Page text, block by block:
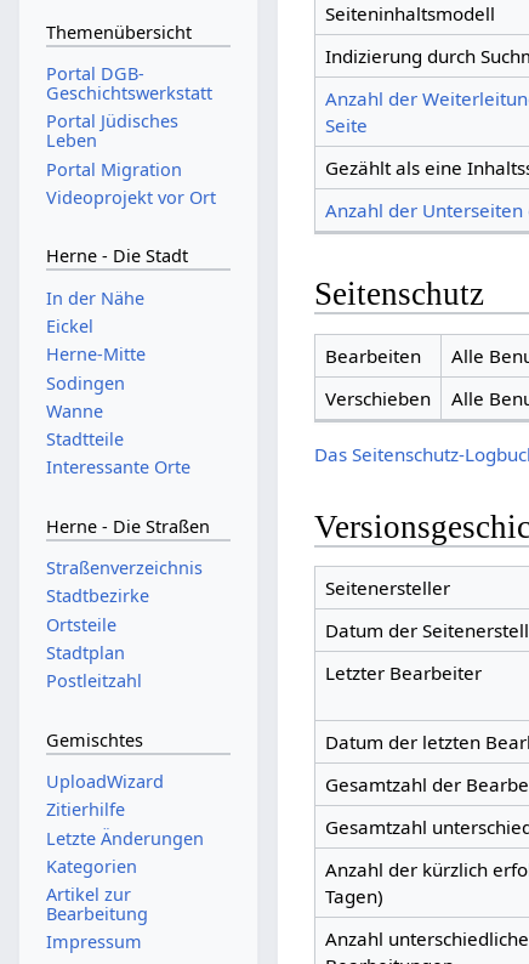
Seiteninhaltsmodell
Indizierung durch
Anzahl der
Seite
Gezählt als eine
Anzahl der Unterseiten
Seitenschutz
Bearbeiten
Alle
Verschieben
Alle
Das Seitenschutz-
Seitenersteller
Datum der
Letzter Bearbeiter
Datum der letzten
Gesamtzahl der
Gesamtzahl
Anzahl der kürzlich
Tagen)
Anzahl
Themenübersicht
Portal DGB-
Geschichtswerkstatt
Portal Jüdisches
Leben
Portal Migration
Videoprojekt vor Ort
Herne - Die Stadt
In der Nähe
Eickel
Herne-Mitte
Sodingen
Wanne
Stadtteile
Interessante Orte
Herne - Die Straßen
Straßenverzeichnis
Stadtbezirke
Ortsteile
Stadtplan
Postleitzahl
Gemischtes
UploadWizard
Zitierhilfe
Letzte Änderungen
Kategorien
Artikel zur
Bearbeitung
Impressum